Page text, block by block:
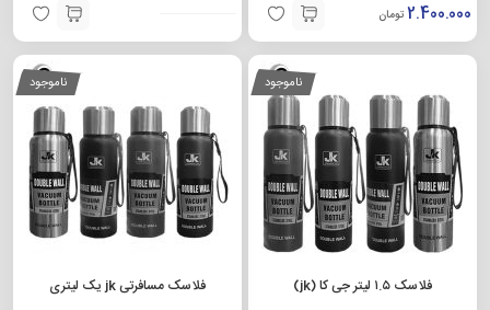
2.400.000 تومان
ناموجود
فلاسک ۱.۵ لیتر جی کا (jk)
ناموجود
فلاسک مسافرتی jk یک لیتری